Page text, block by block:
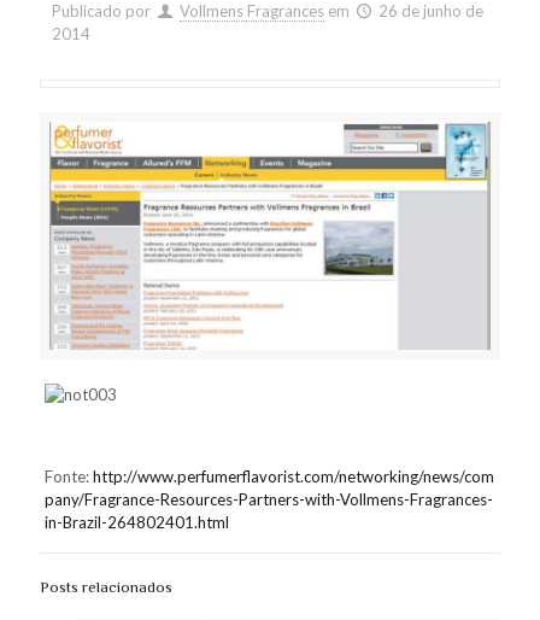
Publicado por Vollmens Fragrances em
26 de junho de
2014
Fonte:http://www.perfumerflavorist.com/networking/news/com
pany/Fragrance-Resources-Partners-with-Vollmens-Fragrances-
in-Brazil-264802401.html
Posts relacionados